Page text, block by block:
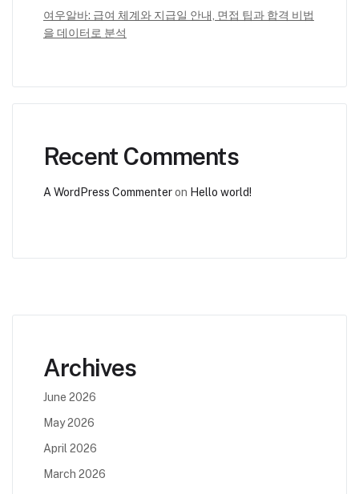
여우알바: 급여 체계와 지급일 안내, 면접 팁과 합격 비법
을 데이터로 분석
Recent Comments
A WordPress Commenteron Hello world!
Archives
June 2026
May 2026
April 2026
March 2026